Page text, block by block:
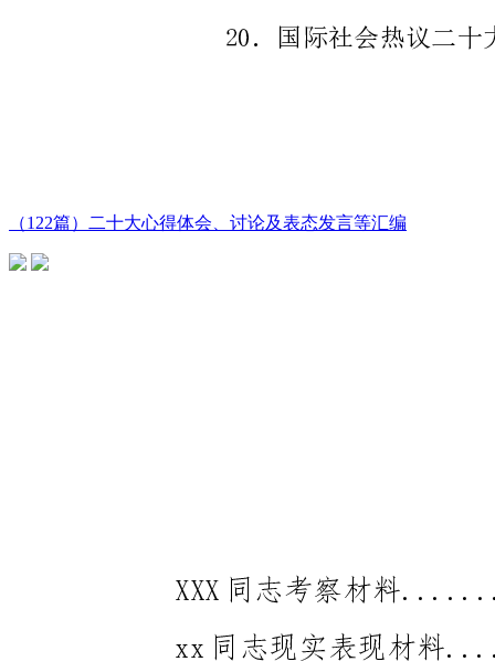
（122篇）二十大心得体会、讨论及表态发言等汇编